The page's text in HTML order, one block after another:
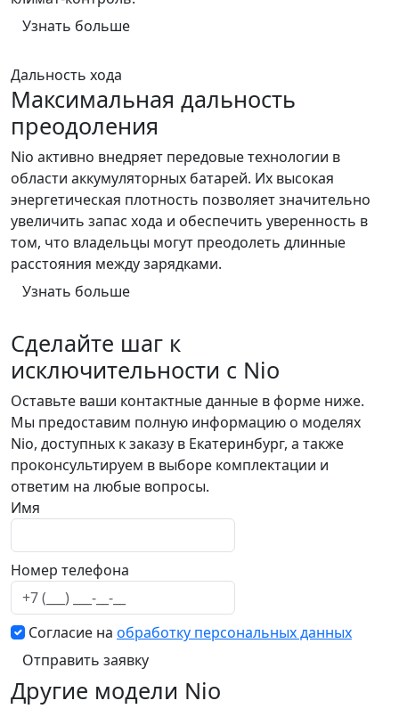
Узнать больше
Дальность хода
Максимальная дальность
преодоления
Nio активно внедряет передовые технологии в
области аккумуляторных батарей. Их высокая
энергетическая плотность позволяет значительно
увеличить запас хода и обеспечить уверенность в
том, что владельцы могут преодолеть длинные
расстояния между зарядками.
Узнать больше
Сделайте шаг к
исключительности с Nio
Оставьте ваши контактные данные в форме ниже.
Мы предоставим полную информацию о моделях
Nio, доступных к заказу в Екатеринбург, а также
проконсультируем в выборе комплектации и
ответим на любые вопросы.
Email
Имя
Номер телефона
Согласие на обработку персональных данных
Отправить заявку
Другие модели Nio